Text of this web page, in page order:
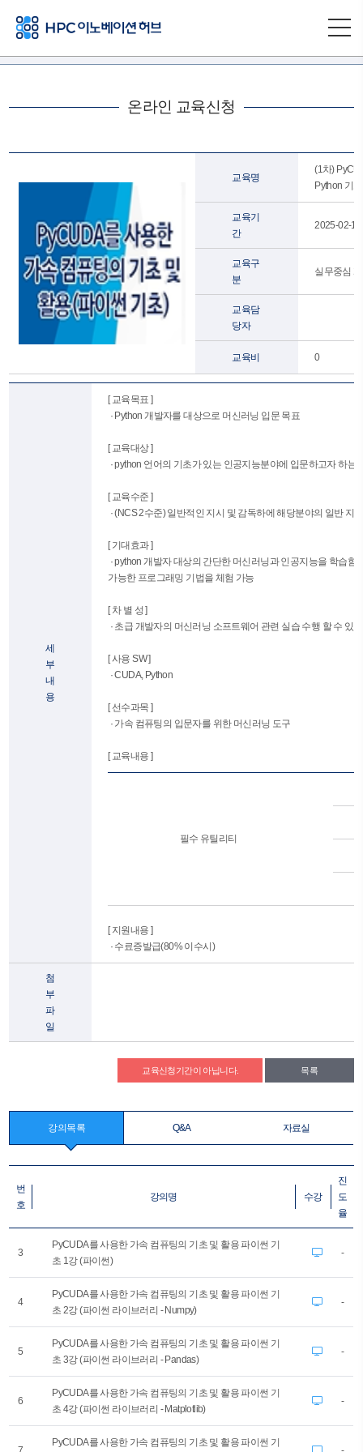
온라인 교육신청
교육명
(1차)
Python 기초
교육기
간
2025-02-
교육구
분
실무중심
교육담
당자
교육비 0
세
부
내
용
[ 교육목표 ]
· Python 개발자를 대상으로 머신러닝 입문 목표
[ 교육대상 ]
· python 언어의 기초가 있는 인공지능분야에 입문하고자 하는
[ 교육수준 ]
· (NCS 2수준) 일반적인 지시 및 감독하에 해당분야의 일반
[ 기대효과 ]
· python 개발자 대상의 간단한 머신러닝과 인공지능을 학습
가능한 프로그래밍 기법을 체험 가능
[ 차 별 성 ]
· 초급 개발자의 머신러닝 소프트웨어 관련 실습 수행 할 수 있음
[ 사용 SW ]
· CUDA, Python
[ 선수과목 ]
· 가속 컴퓨팅의 입문자를 위한 머신러닝 도구
[ 교육내용 ]
필수 유틸리티
[ 지원내용 ]
· 수료증발급(80% 이수시)
첨
부
파
일
교육신청기간이 아닙니다. 목록
강의목록 Q&A 자료실
번
호
강의명 수강
진
도
율
3
PyCUDA를 사용한 가속 컴퓨팅의 기초 및 활용 파이썬 기
초 1강 (파이썬)
-
4
PyCUDA를 사용한 가속 컴퓨팅의 기초 및 활용 파이썬 기
초 2강 (파이썬 라이브러리 - Numpy)
-
5
PyCUDA를 사용한 가속 컴퓨팅의 기초 및 활용 파이썬 기
초 3강 (파이썬 라이브러리 - Pandas)
-
6
PyCUDA를 사용한 가속 컴퓨팅의 기초 및 활용 파이썬 기
초 4강 (파이썬 라이브러리 - Matplotlib)
-
PyCUDA를 사용한 가속 컴퓨팅의 기초 및 활용 파이썬 기